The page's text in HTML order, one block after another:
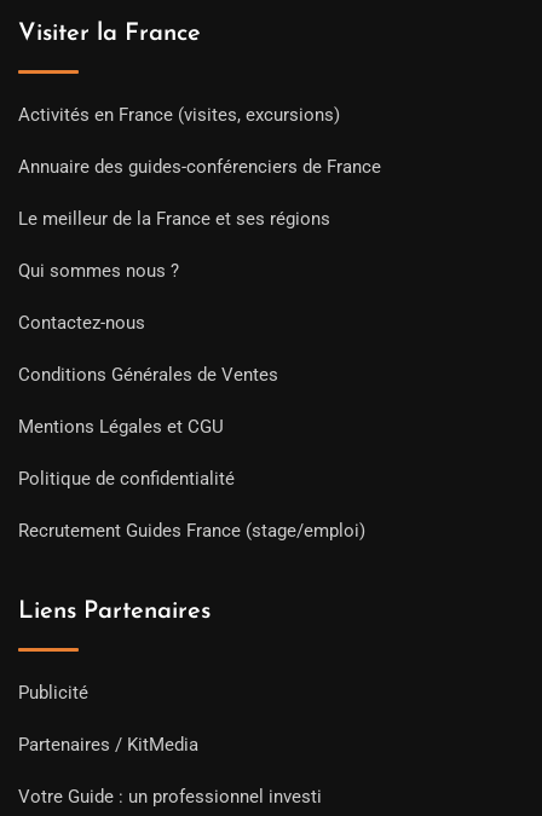
Visiter la France
Activités en France (visites, excursions)
Annuaire des guides-conférenciers de France
Le meilleur de la France et ses régions
Qui sommes nous ?
Contactez-nous
Conditions Générales de Ventes
Mentions Légales et CGU
Politique de confidentialité
Recrutement Guides France (stage/emploi)
Liens Partenaires
Publicité
Partenaires / KitMedia
Votre Guide : un professionnel investi